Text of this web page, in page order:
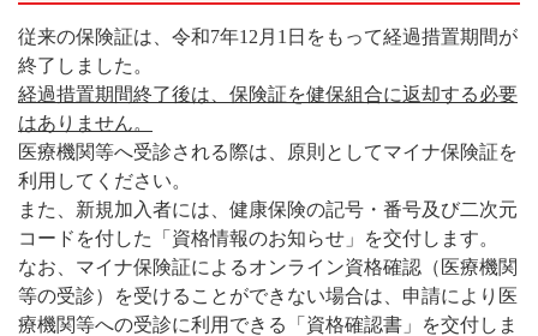
従来の保険証は、令和7年12月1日をもって経過措置期間が
終了しました。
経過措置期間終了後は、保険証を健保組合に返却する必要
はありません。
医療機関等へ受診される際は、原則としてマイナ保険証を
利用してください。
また、新規加入者には、健康保険の記号・番号及び二次元
コードを付した「資格情報のお知らせ」を交付します。
なお、マイナ保険証によるオンライン資格確認（医療機関
等の受診）を受けることができない場合は、申請により医
療機関等への受診に利用できる「資格確認書」を交付しま